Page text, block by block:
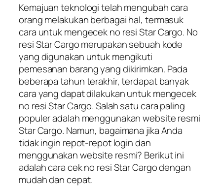
Kemajuan teknologi telah mengubah cara
orang melakukan berbagai hal, termasuk
cara untuk mengecek no resi Star Cargo. No
resi Star Cargo merupakan sebuah kode
yang digunakan untuk mengikuti
pemesanan barang yang dikirimkan. Pada
beberapa tahun terakhir, terdapat banyak
cara yang dapat dilakukan untuk mengecek
no resi Star Cargo. Salah satu cara paling
populer adalah menggunakan website resmi
Star Cargo. Namun, bagaimana jika Anda
tidak ingin repot-repot login dan
menggunakan website resmi? Berikut ini
adalah cara cek no resi Star Cargo dengan
mudah dan cepat.